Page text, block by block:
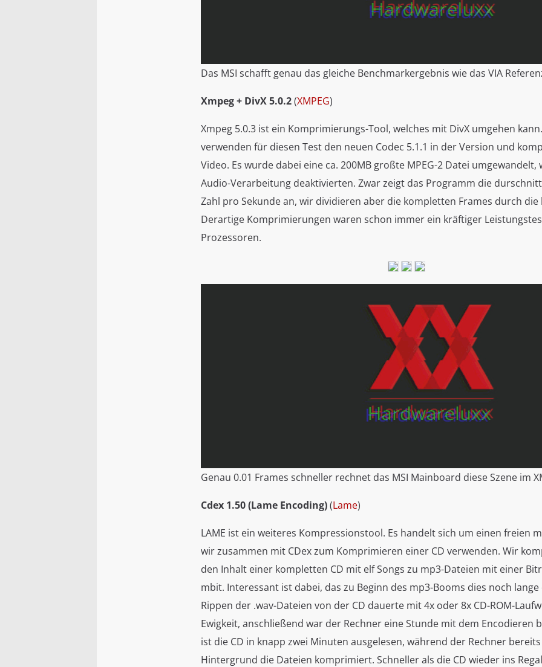
Das MSI schafft genau das gleiche Benchmarkergebnis wie das VIA
Xmpeg + DivX 5.0.2(XMPEG)
Xmpeg 5.0.3 ist ein Komprimierungs-Tool, welches mit DivX umgehen
verwenden für diesen Test den neuen Codec 5.1.1 in der Version und
Video. Es wurde dabei eine ca. 200MB großte MPEG-2 Datei umgewandelt,
Audio-Verarbeitung deaktivierten. Zwar zeigt das Programm die
Zahl pro Sekunde an, wir dividieren aber die kompletten Frames durch die
Derartige Komprimierungen waren schon immer ein kräftiger
Prozessoren.
Genau 0.01 Frames schneller rechnet das MSI Mainboard diese Szene im
Cdex 1.50 (Lame Encoding)(Lame)
LAME ist ein weiteres Kompressionstool. Es handelt sich um einen freien
wir zusammen mit CDex zum Komprimieren einer CD verwenden. Wir
den Inhalt einer kompletten CD mit elf Songs zu mp3-Dateien mit einer
mbit. Interessant ist dabei, das zu Beginn des mp3-Booms dies noch
Rippen der .wav-Dateien von der CD dauerte mit 4x oder 8x CD-ROM-
Ewigkeit, anschließend war der Rechner eine Stunde mit dem Encodieren
ist die CD in knapp zwei Minuten ausgelesen, während der Rechner
Hintergrund die Dateien komprimiert. Schneller als die CD wieder ins